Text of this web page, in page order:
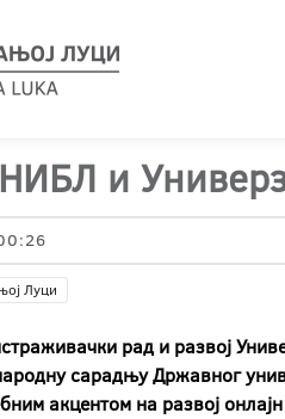
и
Луци
рад и развој
сарадњу Државног
акцентом на развој